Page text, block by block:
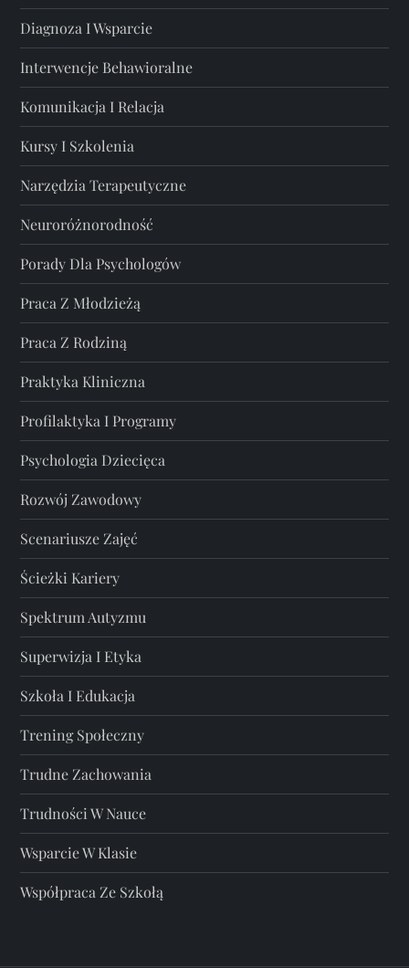
Diagnoza I Wsparcie
Interwencje Behawioralne
Komunikacja I Relacja
Kursy I Szkolenia
Narzędzia Terapeutyczne
Neuroróżnorodność
Porady Dla Psychologów
Praca Z Młodzieżą
Praca Z Rodziną
Praktyka Kliniczna
Profilaktyka I Programy
Psychologia Dziecięca
Rozwój Zawodowy
Scenariusze Zajęć
Ścieżki Kariery
Spektrum Autyzmu
Superwizja I Etyka
Szkoła I Edukacja
Trening Społeczny
Trudne Zachowania
Trudności W Nauce
Wsparcie W Klasie
Współpraca Ze Szkołą